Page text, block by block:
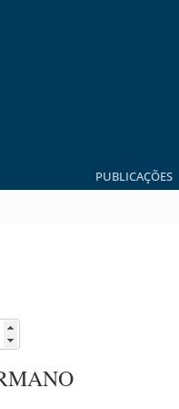
PUBLICAÇÕES